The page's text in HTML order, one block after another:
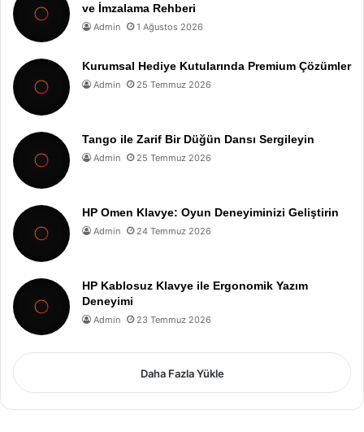
ve İmzalama Rehberi
Admin 1 Ağustos 2026
Kurumsal Hediye Kutularında Premium Çözümler
Admin 25 Temmuz 2026
Tango ile Zarif Bir Düğün Dansı Sergileyin
Admin 25 Temmuz 2026
HP Omen Klavye: Oyun Deneyiminizi Geliştirin
Admin 24 Temmuz 2026
HP Kablosuz Klavye ile Ergonomik Yazım
Deneyimi
Admin 23 Temmuz 2026
Daha Fazla Yükle